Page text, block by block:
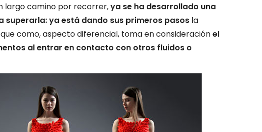
largo camino por recorrer,ya se ha desarrollado una
ya está dando sus primeros pasos la
como, aspecto diferencial, toma en consideraciónel
al entrar en contacto con otros fluidos o